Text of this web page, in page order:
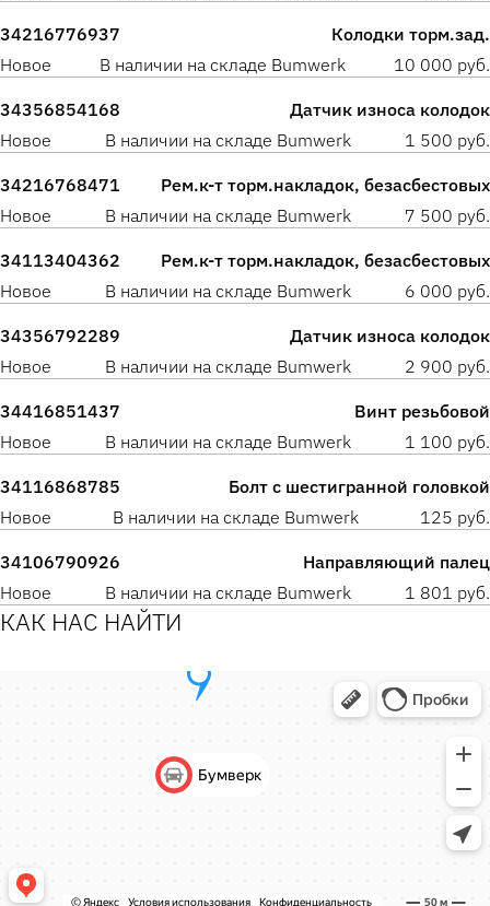
34216776937
Колодки торм.зад.
Новое
В наличии на складе Bumwerk 10 000 руб.
34356854168
Датчик износа колодок
Новое
В наличии на складе Bumwerk 1 500 руб.
34216768471
Рем.к-т торм.накладок, безасбестовых
Новое
В наличии на складе Bumwerk 7 500 руб.
34113404362
Рем.к-т торм.накладок, безасбестовых
Новое
В наличии на складе Bumwerk 6 000 руб.
34356792289
Датчик износа колодок
Новое
В наличии на складе Bumwerk 2 900 руб.
34416851437
Винт резьбовой
Новое
В наличии на складе Bumwerk 1 100 руб.
34116868785
Болт с шестигранной головкой
Новое
В наличии на складе Bumwerk 125 руб.
34106790926
Направляющий палец
Новое
В наличии на складе Bumwerk 1 801 руб.
КАК НАС НАЙТИ